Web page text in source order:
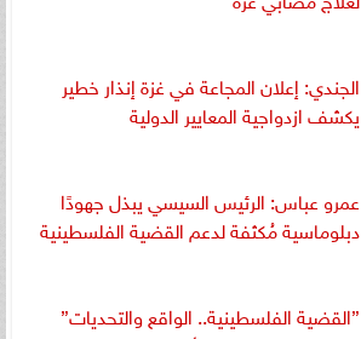
الجندي: إعلان المجاعة في غزة إنذار خطير
يكشف ازدواجية المعايير الدولية
عمرو عباس: الرئيس السيسي يبذل جهودًا
دبلوماسية مُكثفة لدعم القضية الفلسطينية
”القضية الفلسطينية.. الواقع والتحديات”